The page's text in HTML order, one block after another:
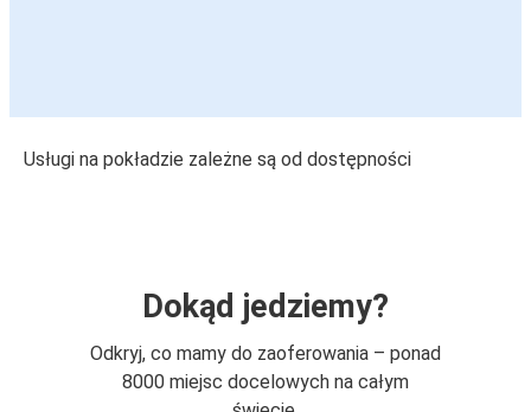
Usługi na pokładzie zależne są od dostępności
Dokąd jedziemy?
Odkryj, co mamy do zaoferowania – ponad
8000 miejsc docelowych na całym